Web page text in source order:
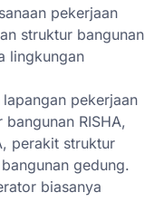
pekerjaan
struktur bangunan
lingkungan
pekerjaan
RISHA,
perakit struktur
gedung.
biasanya